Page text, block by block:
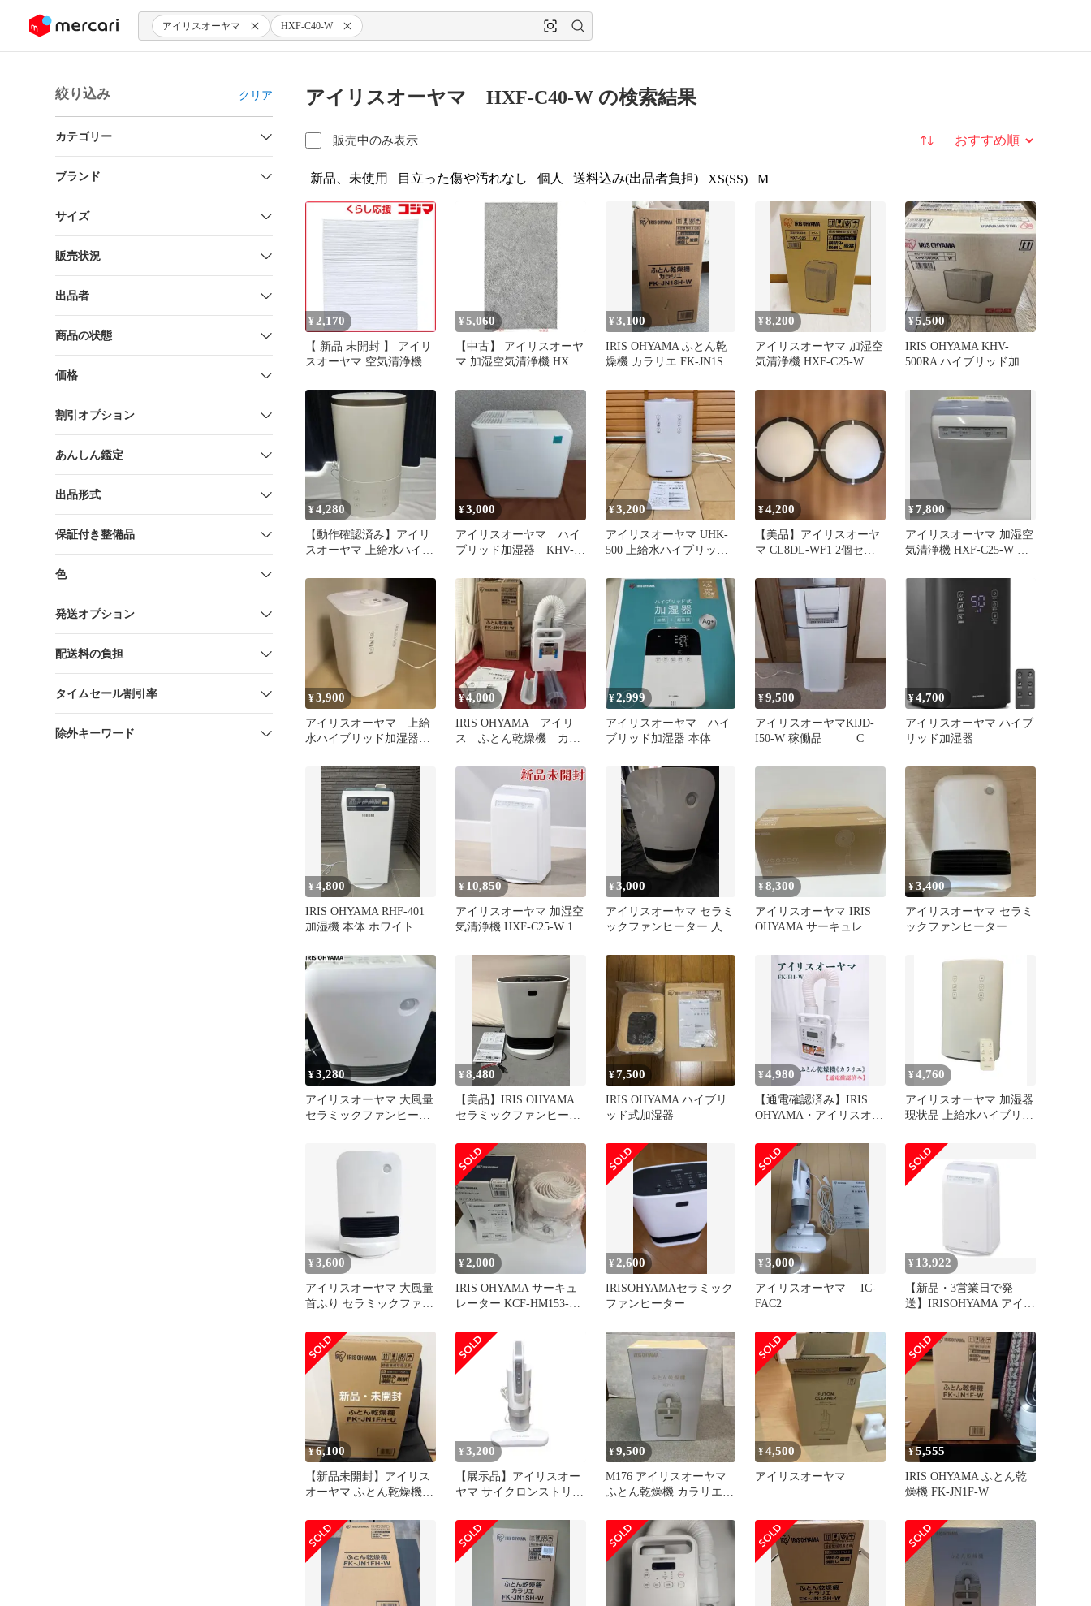
ツにスキップ アイリスオーヤマ HXF-C40-W
絞り込み クリア
カテゴリー
ブランド
サイズ
販売状況
出品者
商品の状態
価格
割引オプション
あんしん鑑定
出品形式
保証付き整備品
色
発送オプション
配送料の負担
タイムセール割引率
除外キーワード
アイリスオーヤマ HXF-C40-W の検索結果
販売中のみ表示 並び替え
新品、未使用 目立った傷や汚れなし 個人 送料込み(出品者負担) XS(SS) M
¥ 2,170
【 新品 未開封 】 アイリ
スオーヤマ 空気清浄機ア
未使用 送料無料
¥ 5,060
【中古】 アイリスオーヤ
マ 加湿空気清浄機 HXF-
用 フィルター 17畳 RHF-
401TF ホワイト
¥3,100
IRIS OHYAMA ふとん乾
燥機 カラリエ FK-JN1SH-
¥8,200
アイリスオーヤマ 加湿空
気清浄機 HXF-C25-W ホ
¥5,500
IRIS OHYAMA KHV-
500RA ハイブリッド加湿
¥4,280
【動作確認済み】アイリ
スオーヤマ 上給水ハイブ
HU55A
¥3,000
アイリスオーヤマ ハイ
ブリッド加湿器 KHV-
¥3,200
アイリスオーヤマ UHK-
500 上給水ハイブリッド
¥4,200
【美品】アイリスオーヤ
マ CL8DL-WF1 2個セッ
¥7,800
アイリスオーヤマ 加湿空
気清浄機 HXF-C25-W ホ
¥3,900
アイリスオーヤマ 上給
水ハイブリッド加湿器
¥4,000
IRIS OHYAMA アイリ
ス ふとん乾燥機 カラ
¥2,999
アイリスオーヤマ ハイ
ブリッド加湿器 本体
¥9,500
アイリスオーヤマKIJD-
I50-W 稼働品 C
¥4,700
アイリスオーヤマ ハイブ
リッド加湿器
¥4,800
IRIS OHYAMA RHF-401
加湿機 本体 ホワイト
¥ 10,850
アイリスオーヤマ 加湿空
気清浄機 HXF-C25-W 10
¥3,000
アイリスオーヤマ セラミ
ックファンヒーター 人感
¥8,300
アイリスオーヤマ IRIS
OHYAMA サーキュレー
KSF-AC151TEC-W でん
きち 家電量販店
¥3,400
アイリスオーヤマ セラミ
ックファンヒーター
¥3,280
アイリスオーヤマ 大風量
セラミックファンヒータ
¥8,480
【美品】IRIS OHYAMA
セラミックファンヒータ
¥7,500
IRIS OHYAMA ハイブリ
ッド式加湿器
¥4,980
【通電確認済み】IRIS
OHYAMA・アイリスオー
エ・ふとん乾燥機・くつ
乾燥・ダニ対策
¥4,760
アイリスオーヤマ 加湿器
現状品 上給水ハイブリッ
¥3,600
アイリスオーヤマ 大風量
首ふり セラミックファン
¥2,000
IRIS OHYAMA サーキュ
レーター KCF-HM153-W
¥ 2,600
IRISOHYAMAセラミック
ファンヒーター
¥3,000
アイリスオーヤマ IC-
FAC2
¥ 13,922
【新品・3営業日で発
送】IRISOHYAMA アイリ
¥6,100
【新品未開封】アイリス
オーヤマ ふとん乾燥機
¥ 3,200
【展示品】アイリスオー
ヤマ サイクロンストリー
¥9,500
M176 アイリスオーヤマ
ふとん乾燥機 カラリエ
¥4,500
アイリスオーヤマ
¥5,555
IRIS OHYAMA ふとん乾
燥機 FK-JN1F-W